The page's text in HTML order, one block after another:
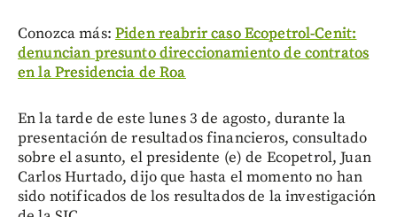
Conozca más: Piden reabrir caso Ecopetrol-Cenit:
denuncian presunto direccionamiento de contratos
en la Presidencia de Roa
En la tarde de este lunes 3 de agosto, durante la
presentación de resultados financieros, consultado
sobre el asunto, el presidente (e) de Ecopetrol, Juan
Carlos Hurtado, dijo que hasta el momento no han
sido notificados de los resultados de la investigación